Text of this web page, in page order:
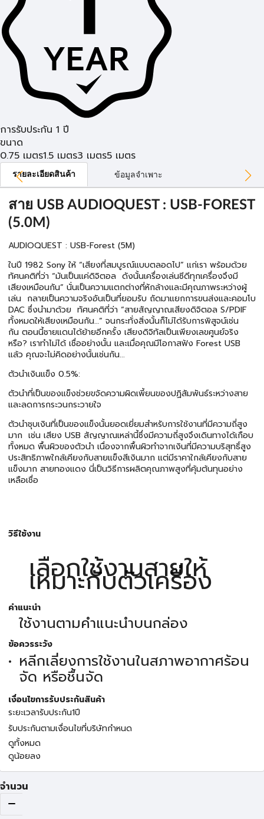
การรับประกัน 1 ปี
ขนาด
0.75 เมตร1.5 เมตร3 เมตร5 เมตร
รายละเอียดสินค้า ข้อมูลจำเพาะ
สาย USB AUDIOQUEST : USB-FOREST
(5.0M)
AUDIOQUEST : USB-Forest (5M)
ในปี 1982 Sony ให้ “เสียงที่สมบูรณ์แบบตลอดไป” แก่เรา พร้อมด้วย
ทัศนคติที่ว่า “มันเป็นแค่ดิจิตอล ดังนั้นเครื่องเล่นซีดีทุกเครื่องจึงมี
เสียงเหมือนกัน” นั่นเป็นความแตกต่างที่หักล้างและมีคุณภาพระหว่างผู้
เล่น กลายเป็นความจริงอันเป็นที่ยอมรับ ถัดมาแยกการขนส่งและคอมโบ
DAC ซึ่งนำมาด้วย ทัศนคติที่ว่า “สายสัญญาณเสียงดิจิตอล S/PDIF
ทั้งหมดให้เสียงเหมือนกัน…” จนกระทั่งสิ่งนั้นก็ไม่ได้รับการพิสูจน์เช่น
กัน ตอนนี้ชายแดนได้ย้ายอีกครั้ง เสียงดิจิทัลเป็นเพียงเลขศูนย์จริง
หรือ? เราทำไม่ได้ เชื่ออย่างนั้น และเมื่อคุณมีโอกาสฟัง Forest USB
แล้ว คุณจะไม่คิดอย่างนั้นเช่นกัน...
ตัวนำเงินแข็ง 0.5%:
ตัวนำที่เป็นของแข็งช่วยขจัดความผิดเพี้ยนของปฏิสัมพันธ์ระหว่างสาย
และลดการกระวนกระวายใจ
ตัวนำชุบเงินที่เป็นของแข็งนั้นยอดเยี่ยมสำหรับการใช้งานที่มีความถี่สูง
มาก เช่น เสียง USB สัญญาณเหล่านี้ซึ่งมีความถี่สูงจึงเดินทางได้เกือบ
ทั้งหมด พื้นผิวของตัวนำ เนื่องจากพื้นผิวทำจากเงินที่มีความบริสุทธิ์สูง
ประสิทธิภาพใกล้เคียงกับสายแข็งสีเงินมาก แต่มีราคาใกล้เคียงกับสาย
แข็งมาก สายทองแดง นี่เป็นวิธีการผลิตคุณภาพสูงที่คุ้มต้นทุนอย่าง
เหลือเชื่อ
วิธีใช้งาน
เลือกใช้งานสายให้
เหมาะกับตัวเครื่อง
คำแนะนำ
ใช้งานตามคำแนะนำบนกล่อง
ข้อควรระวัง
หลีกเลี่ยงการใช้งานในสภาพอากาศร้อน
จัด หรือชื้นจัด
เงื่อนไขการรับประกันสินค้า
ระยะเวลารับประกัน1ปี
รับประกันตามเงื่อนไขที่บริษัทกำหนด
ดูทั้งหมด
ดูน้อยลง
จำนวน